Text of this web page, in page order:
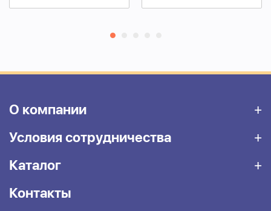
О компании
Условия сотрудничества
Каталог
Контакты